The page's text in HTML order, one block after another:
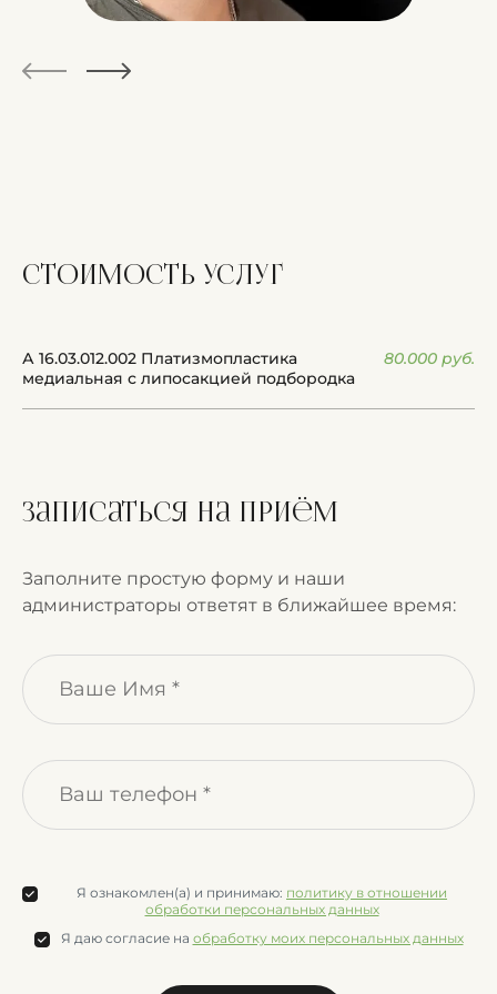
стоимость услуг
А 16.03.012.002 Платизмопластика
медиальная с липосакцией подбородка
80.000 руб.
Записаться на приём
Заполните простую форму и наши
администраторы ответят в ближайшее время:
Я ознакомлен(а) и принимаю: политику в отношении
обработки персональных данных
Я даю согласие на обработку моих персональных данных